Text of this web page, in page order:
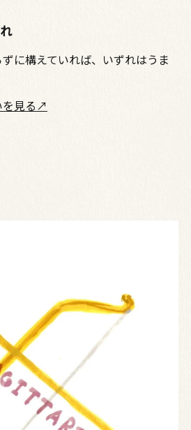
に構えていれば、いずれはうま
を見る↗